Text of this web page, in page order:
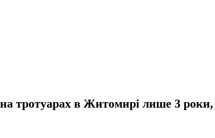
тротуарах в Житомирі лише 3 роки,